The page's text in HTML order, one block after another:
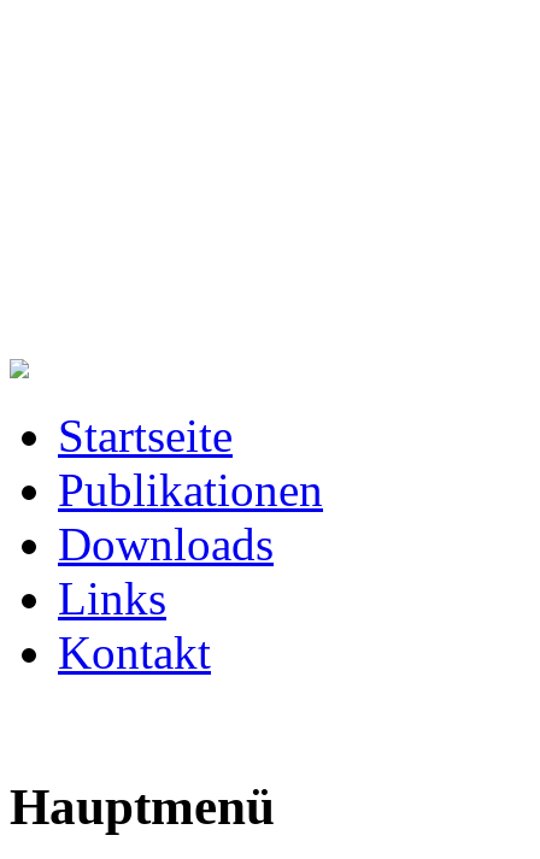
Startseite
Publikationen
Downloads
Links
Kontakt
Hauptmenü